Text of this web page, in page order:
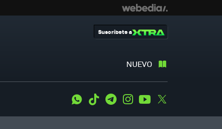
NUEVO
Suscríbete a
WhatsApp
Tiktok TelegramInstagramYoutube